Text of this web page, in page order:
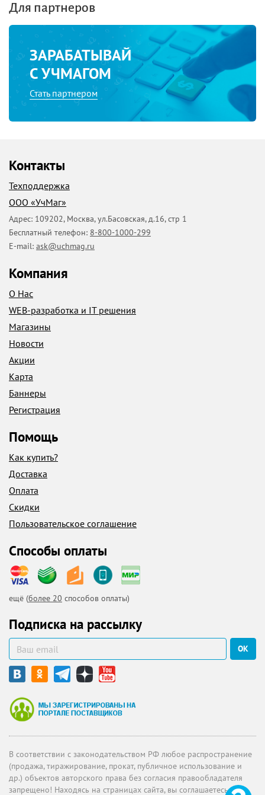
Для партнеров
ЗАРАБАТЫВАЙ
С УЧМАГОМ
Стать партнером
Контакты
Техподдержка
ООО «УчМаг»
Адрес: 109202, Москва,ул.Басовская, д.16, стр 1
Бесплатный телефон: 8-800-1000-299
E-mail: ask@uchmag.ru
Компания
О Нас
WEB-разработка и IT решения
Магазины
Новости
Акции
Карта
Баннеры
Регистрация
Помощь
Как купить?
Доставка
Оплата
Скидки
Пользовательское соглашение
Способы оплаты
ещё (более 20 способов оплаты)
Подписка на рассылку
ОК
В соответствии с законодательством РФ любое распространение
(продажа, тиражирование, прокат, публичное использование и
др.) объектов авторского права без согласия правообладателя
запрещено! Находясь на страницах сайта, вы соглашаетесь с